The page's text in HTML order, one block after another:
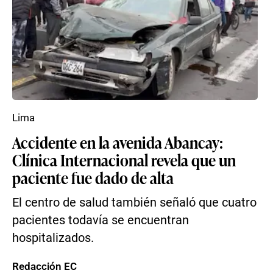
Accidente en la avenida Abancay:
Clínica Internacional revela que un
paciente fue dado de alta
El centro de salud también señaló que cuatro
pacientes todavía se encuentran
hospitalizados.
Lima
Redacción EC